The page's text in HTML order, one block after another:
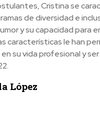
Cristina se
de diversidad e
y su capacidad para
características le han
su vida profesional y ser
López